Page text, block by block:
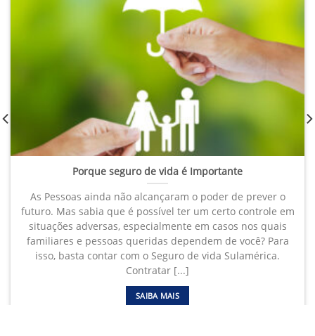
Porque seguro de vida é Importante
As Pessoas ainda não alcançaram o poder de prever o
futuro. Mas sabia que é possível ter um certo controle em
situações adversas, especialmente em casos nos quais
familiares e pessoas queridas dependem de você? Para
isso, basta contar com o Seguro de vida Sulamérica.
Contratar [...]
SAIBA MAIS